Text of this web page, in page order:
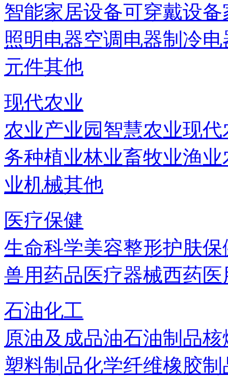
智能家居设备可穿戴设备
照明电器空调电器制冷电
元件其他
现代农业
农业产业园智慧农业现代
务种植业林业畜牧业渔业
业机械其他
医疗保健
生命科学美容整形护肤保
兽用药品医疗器械西药
石油化工
原油及成品油石油制品核
塑料制品化学纤维橡胶制